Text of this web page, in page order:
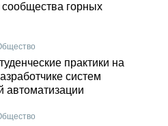
сообщества горных
практики на
систем